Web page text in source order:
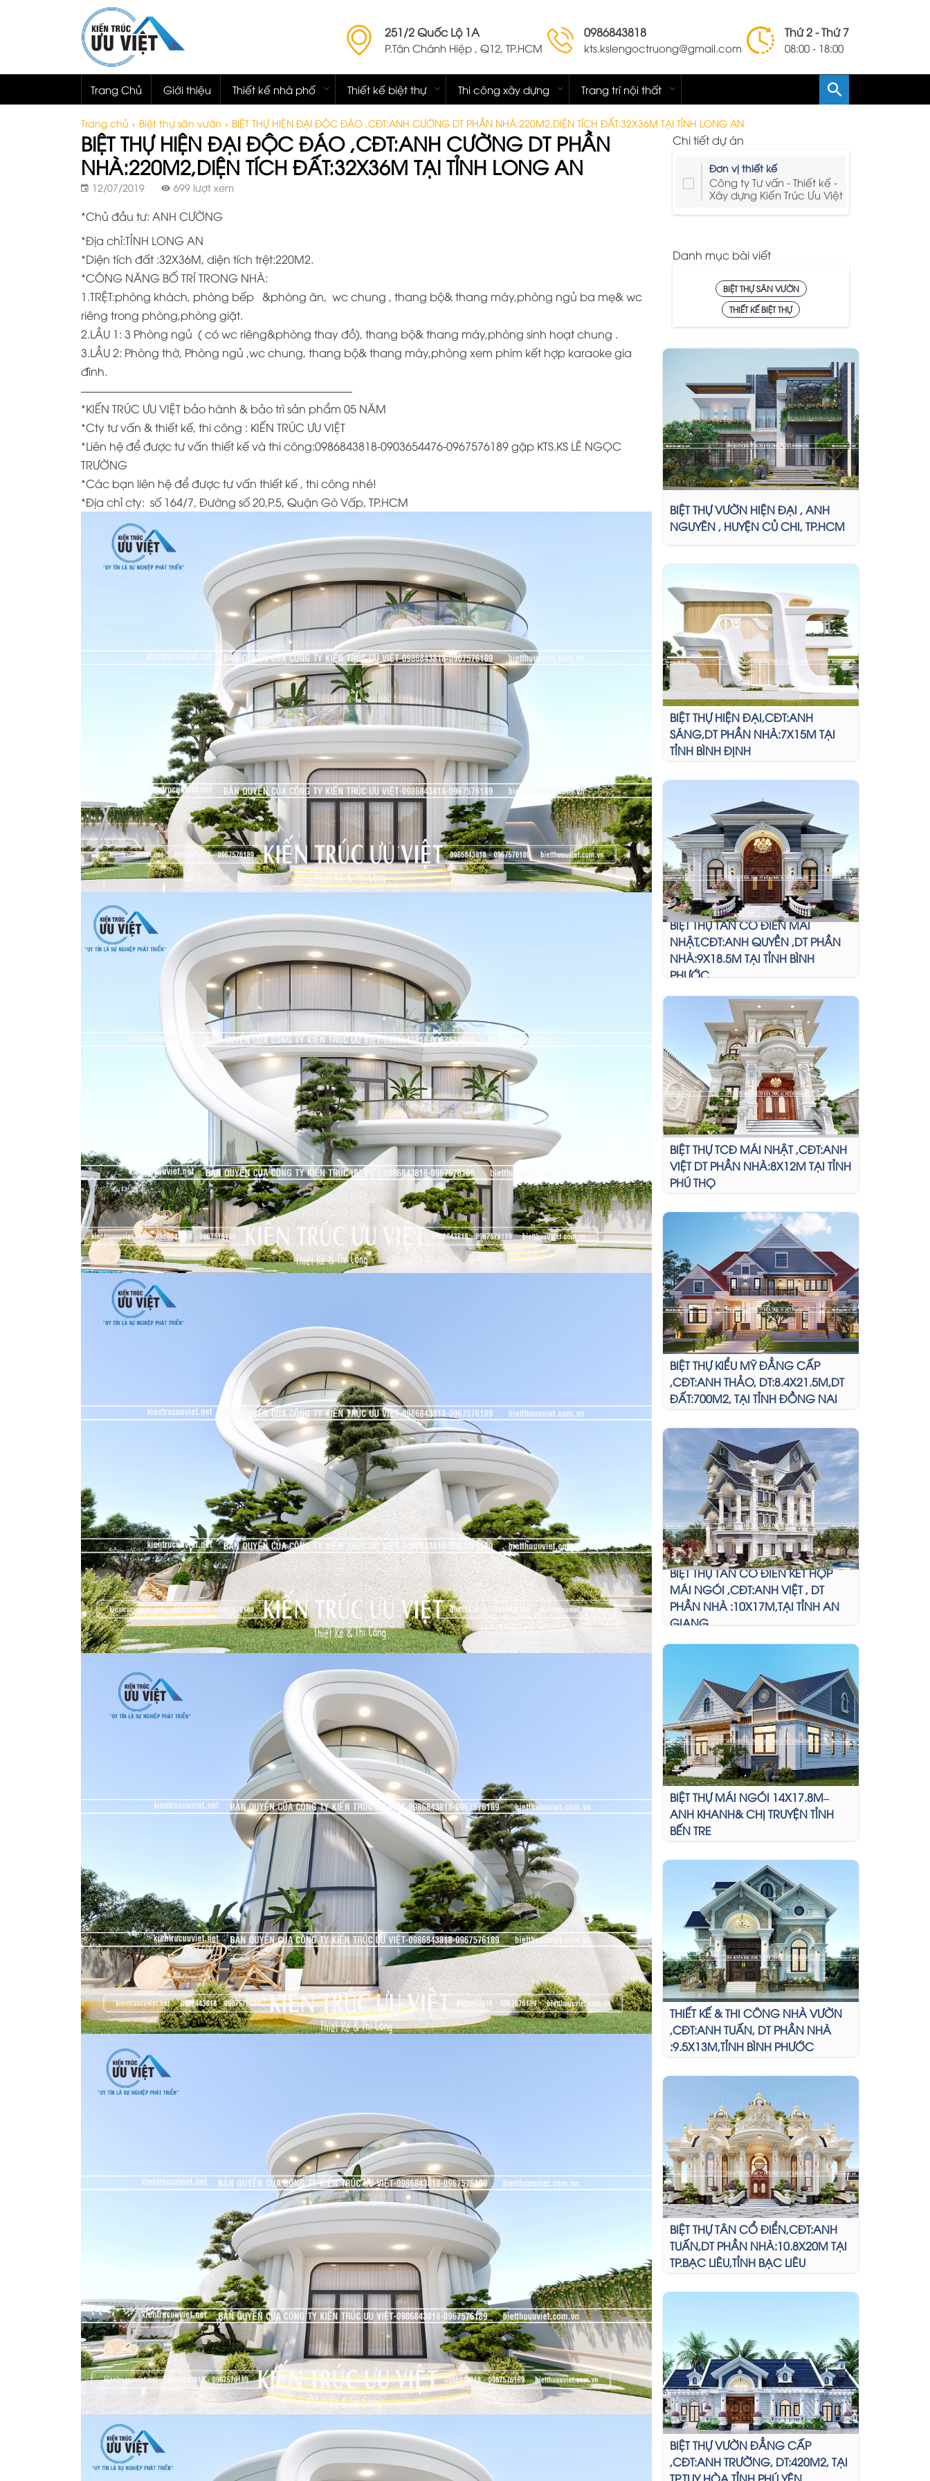
251/2 Quốc Lộ 1A
P.Tân Chánh Hiệp , Q12, TP.HCM
0986843818
kts.kslengoctruong@gmail.com
Thứ 2 - Thứ 7
08:00 - 18:00
Trang Chủ Giới thiệu Thiết kế nhà phố Thiết kế biệt thự Thi công xây dựng Trang trí nội thất
Trang chủ › Biệt thự sân vườn › BIỆT THỰ HIỆN ĐẠI ĐỘC ĐÁO ,CĐT:ANH CƯỜNG DT PHẦN NHÀ:220M2,DIỆN TÍCH ĐẤT:32X36M TẠI TỈNH LONG AN
BIỆT THỰ HIỆN ĐẠI ĐỘC ĐÁO ,CĐT:ANH CƯỜNG DT PHẦN
NHÀ:220M2,DIỆN TÍCH ĐẤT:32X36M TẠI TỈNH LONG AN
12/07/2019 699 lượt xem
*Chủ đầu tư: ANH CƯỜNG
*Địa chỉ:TỈNH LONG AN
*Diện tích đất :32X36M, diện tích trệt:220M2.
*CÔNG NĂNG BỐ TRÍ TRONG NHÀ:
1.TRỆT:phòng khách, phòng bếp &phòng ăn, wc chung , thang bộ& thang máy,phòng ngủ ba mẹ& wc
riêng trong phòng,phòng giặt.
2.LẦU 1: 3 Phòng ngủ ( có wc riêng&phòng thay đồ), thang bộ& thang máy,phòng sinh hoạt chung .
3.LẦU 2: Phòng thờ, Phòng ngủ ,wc chung, thang bộ& thang máy,phòng xem phim kết hợp karaoke gia
đình.
————————————————————————–
*KIẾN TRÚC ƯU VIỆT bảo hành & bảo trì sản phẩm 05 NĂM
*Cty tư vấn & thiết kế, thi công : KIẾN TRÚC ƯU VIỆT
*Liên hệ để được tư vấn thiết kế và thi công:0986843818-0903654476-0967576189 gặp KTS.KS LÊ NGỌC
TRƯỜNG
*Các bạn liên hệ để được tư vấn thiết kế , thi công nhé!
*Địa chỉ cty: số 164/7, Đường số 20,P.5, Quận Gò Vấp, TP.HCM
Chi tiết dự án
Đơn vị thiết kế
Công ty Tư vấn - Thiết kế -
Xây dựng Kiến Trúc Ưu Việt
Danh mục bài viết
BIỆT THỰ SÂN VƯỜN
THIẾT KẾ BIỆT THỰ
BIỆT THỰ VƯỜN HIỆN ĐẠI , ANH
NGUYÊN , HUYỆN CỦ CHI, TP.HCM
BIỆT THỰ HIỆN ĐẠI,CĐT:ANH
SÁNG,DT PHẦN NHÀ:7X15M TẠI
TỈNH BÌNH ĐỊNH
BIỆT THỰ TÂN CỔ ĐIỂN MÁI
NHẬT,CĐT:ANH QUYỀN ,DT PHẦN
NHÀ:9X18.5M TẠI TỈNH BÌNH
PHƯỚC
BIỆT THỰ TCĐ MÁI NHẬT ,CĐT:ANH
VIỆT DT PHẦN NHÀ:8X12M TẠI TỈNH
PHÚ THỌ
BIỆT THỰ KIỂU MỸ ĐẲNG CẤP
,CĐT:ANH THẢO, DT:8.4X21.5M,DT
ĐẤT:700M2, TẠI TỈNH ĐỒNG NAI
BIỆT THỰ TÂN CỔ ĐIỂN KẾT HỢP
MÁI NGÓI ,CĐT:ANH VIỆT , DT
PHẦN NHÀ :10X17M,TẠI TỈNH AN
GIANG
BIỆT THỰ MÁI NGÓI 14X17.8M–
ANH KHANH& CHỊ TRUYỆN TỈNH
BẾN TRE
THIẾT KẾ & THI CÔNG NHÀ VƯỜN
,CĐT:ANH TUẤN, DT PHẦN NHÀ
:9.5X13M,TỈNH BÌNH PHƯỚC
BIỆT THỰ TÂN CỔ ĐIỂN,CĐT:ANH
TUẤN,DT PHẦN NHÀ:10.8X20M TẠI
TP.BẠC LIÊU,TỈNH BẠC LIÊU
BIỆT THỰ VƯỜN ĐẲNG CẤP
,CĐT:ANH TRƯỜNG, DT:420M2, TẠI